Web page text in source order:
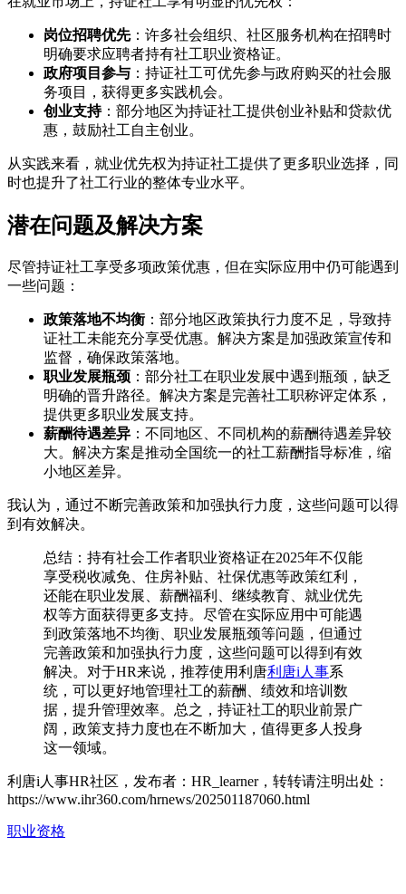
岗位招聘优先：许多社会组织、社区服务机构在招聘时
明确要求应聘者持有社工职业资格证。
政府项目参与 ：持证社工可优先参与政府购买的社会服
务项目，获得更多实践机会。
创业支持：部分地区为持证社工提供创业补贴和贷款优
惠，鼓励社工自主创业。
从实践来看，就业优先权为持证社工提供了更多职业选择，同
时也提升了社工行业的整体专业水平。
潜在问题及解决方案
尽管持证社工享受多项政策优惠，但在实际应用中仍可能遇到
一些问题：
政策落地不均衡 ：部分地区政策执行力度不足，导致持
证社工未能充分享受优惠。解决方案是加强政策宣传和
监督，确保政策落地。
职业发展瓶颈 ：部分社工在职业发展中遇到瓶颈，缺乏
明确的晋升路径。解决方案是完善社工职称评定体系，
提供更多职业发展支持。
薪酬待遇差异 ：不同地区、不同机构的薪酬待遇差异较
大。解决方案是推动全国统一的社工薪酬指导标准，缩
小地区差异。
我认为，通过不断完善政策和加强执行力度，这些问题可以得
到有效解决。
总结：持有社会工作者职业资格证在2025年不仅能
享受税收减免、住房补贴、社保优惠等政策红利，
还能在职业发展、薪酬福利、继续教育、就业优先
权等方面获得更多支持。尽管在实际应用中可能遇
到政策落地不均衡、职业发展瓶颈等问题，但通过
完善政策和加强执行力度，这些问题可以得到有效
解决。对于HR来说，推荐使用利唐利唐i人事系
统，可以更好地管理社工的薪酬、绩效和培训数
据，提升管理效率。总之，持证社工的职业前景广
阔，政策支持力度也在不断加大，值得更多人投身
这一领域。
利唐i人事HR社区，发布者：HR_learner，转转请注明出处：
https://www.ihr360.com/hrnews/202501187060.html
职业资格